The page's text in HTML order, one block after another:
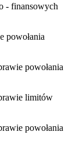
- finansowych
powołania
limitów
powołania